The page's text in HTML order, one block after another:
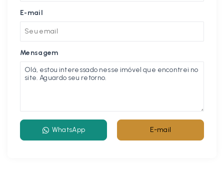
E-mail
Mensagem
WhatsApp E-mail